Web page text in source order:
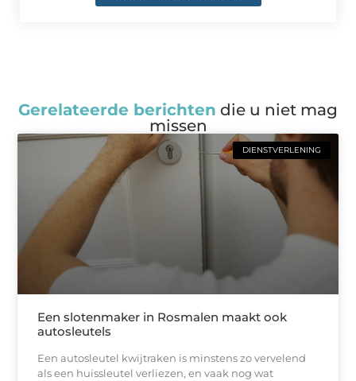
Gerelateerde berichten die u niet mag
missen
DIENSTVERLENING
Een slotenmaker in Rosmalen maakt ook
autosleutels
Een autosleutel kwijtraken is minstens zo vervelend
als een huissleutel verliezen, en vaak nog wat